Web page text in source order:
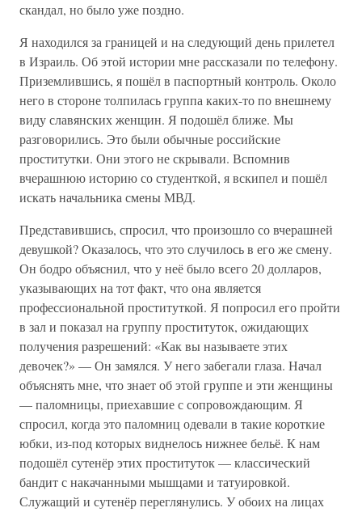
скандал, но было уже поздно.
Я находился за границей и на следующий день прилетел
в Израиль. Об этой истории мне рассказали по телефону.
Приземлившись, я пошёл в паспортный контроль. Около
него в стороне толпилась группа каких-то по внешнему
виду славянских женщин. Я подошёл ближе. Мы
разговорились. Это были обычные российские
проститутки. Они этого не скрывали. Вспомнив
вчерашнюю историю со студенткой, я вскипел и пошёл
искать начальника смены МВД.
Представившись, спросил, что произошло со вчерашней
девушкой? Оказалось, что это случилось в его же смену.
Он бодро объяснил, что у неё было всего 20 долларов,
указывающих на тот факт, что она является
профессиональной проституткой. Я попросил его пройти
в зал и показал на группу проституток, ожидающих
получения разрешений: «Как вы называете этих
девочек?» — Он замялся. У него забегали глаза. Начал
объяснять мне, что знает об этой группе и эти женщины
— паломницы, приехавшие с сопровождающим. Я
спросил, когда это паломниц одевали в такие короткие
юбки, из-под которых виднелось нижнее бельё. К нам
подошёл сутенёр этих проституток — классический
бандит с накачанными мышцами и татуировкой.
Служащий и сутенёр переглянулись. У обоих на лицах